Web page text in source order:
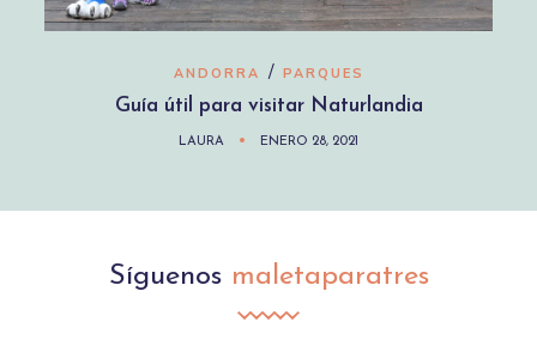
ANDORRA / PARQUES
Guía útil para visitar Naturlandia
LAURA ENERO 28, 2021
Síguenos maletaparatres